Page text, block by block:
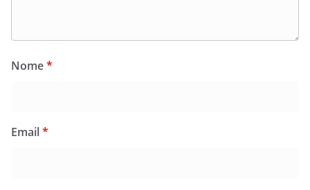
Nome*
Email*